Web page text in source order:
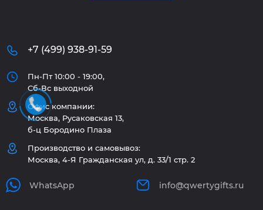
+7 (499) 938-91-59
Пн-Пт 10:00 - 19:00,
Сб-Вс выходной
Офис компании:
Москва, Русаковская 13,
б-ц Бородино Плаза
Производство и самовывоз:
Москва, 4-Я Гражданская ул, д. 33/1 стр. 2
WhatsApp info@qwertygifts.ru